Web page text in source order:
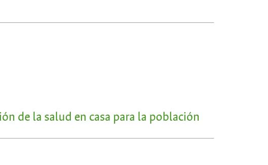
de la salud en casa para la población